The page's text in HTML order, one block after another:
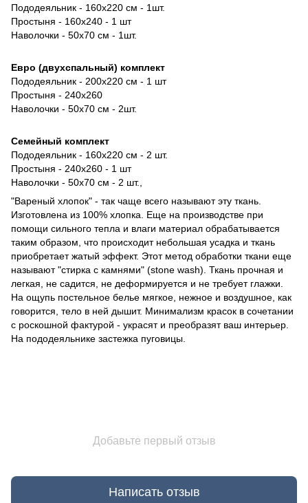
Пододеяльник - 160х220 см - 1шт.
Простыня - 160х240 - 1 шт
Наволочки - 50х70 см - 1шт.
Евро (двухспальный) комплект
Пододеяльник - 200х220 см - 1 шт
Простыня - 240х260
Наволочки - 50х70 см - 2шт.
Семейный комплект
Пододеяльник - 160х220 см - 2 шт.
Простыня - 240х260 - 1 шт
​​Наволочки - 50х70 см - 2 шт.,
"Вареный хлопок" - так чаще всего называют эту ткань.
Изготовлена из 100% хлопка. Еще на производстве при
помощи сильного тепла и влаги материал обрабатывается
таким образом, что происходит небольшая усадка и ткань
приобретает жатый эффект. Этот метод обработки ткани еще
называют "стирка с камнями" (stone wash). Ткань прочная и
легкая, не садится, не деформируется и не требует глажки.
На ощупь постельное белье мягкое, нежное и воздушное, как
говорится, тело в ней дышит. Минимализм красок в сочетании
с роскошной фактурой - украсят и преобразят ваш интерьер.
На пододеяльнике застежка пуговицы.
Добавьте первый отзыв
Написать отзыв